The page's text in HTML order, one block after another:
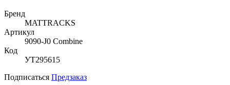
Бренд
MATTRACKS
Артикул
9090-J0 Combine
Код
УТ295615
Подписаться Предзаказ